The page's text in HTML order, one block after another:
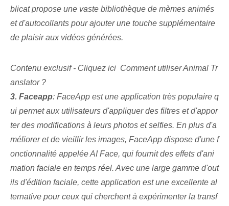
blicat propose une vaste bibliothèque de mèmes animés
et d'autocollants pour ajouter une touche supplémentaire
de plaisir aux vidéos générées.
Contenu exclusif - Cliquez ici Comment utiliser Animal Tr
anslator ?
3. Faceapp: FaceApp est une application très populaire q
ui permet aux utilisateurs d'appliquer des filtres et d'appor
ter des modifications à leurs photos et selfies. En plus d'a
méliorer et de vieillir les images, FaceApp dispose d'une f
onctionnalité appelée AI Face, qui fournit des effets d'ani
mation faciale en temps réel. Avec une large gamme d'out
ils d'édition faciale, cette application est une excellente al
ternative pour ceux qui cherchent à expérimenter la transf